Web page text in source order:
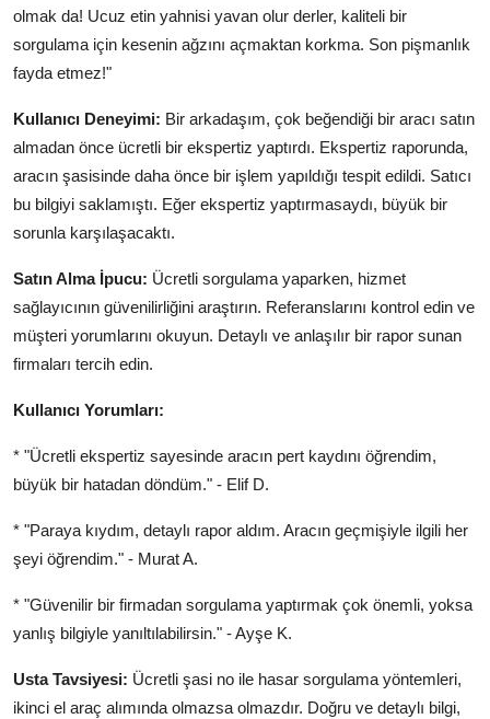
olmak da! Ucuz etin yahnisi yavan olur derler, kaliteli bir
sorgulama için kesenin ağzını açmaktan korkma. Son pişmanlık
fayda etmez!"
Kullanıcı Deneyimi: Bir arkadaşım, çok beğendiği bir aracı satın
almadan önce ücretli bir ekspertiz yaptırdı. Ekspertiz raporunda,
aracın şasisinde daha önce bir işlem yapıldığı tespit edildi. Satıcı
bu bilgiyi saklamıştı. Eğer ekspertiz yaptırmasaydı, büyük bir
sorunla karşılaşacaktı.
Satın Alma İpucu: Ücretli sorgulama yaparken, hizmet
sağlayıcının güvenilirliğini araştırın. Referanslarını kontrol edin ve
müşteri yorumlarını okuyun. Detaylı ve anlaşılır bir rapor sunan
firmaları tercih edin.
Kullanıcı Yorumları:
* "Ücretli ekspertiz sayesinde aracın pert kaydını öğrendim,
büyük bir hatadan döndüm." - Elif D.
* "Paraya kıydım, detaylı rapor aldım. Aracın geçmişiyle ilgili her
şeyi öğrendim." - Murat A.
* "Güvenilir bir firmadan sorgulama yaptırmak çok önemli, yoksa
yanlış bilgiyle yanıltılabilirsin." - Ayşe K.
Usta Tavsiyesi: Ücretli şasi no ile hasar sorgulama yöntemleri,
ikinci el araç alımında olmazsa olmazdır. Doğru ve detaylı bilgi,